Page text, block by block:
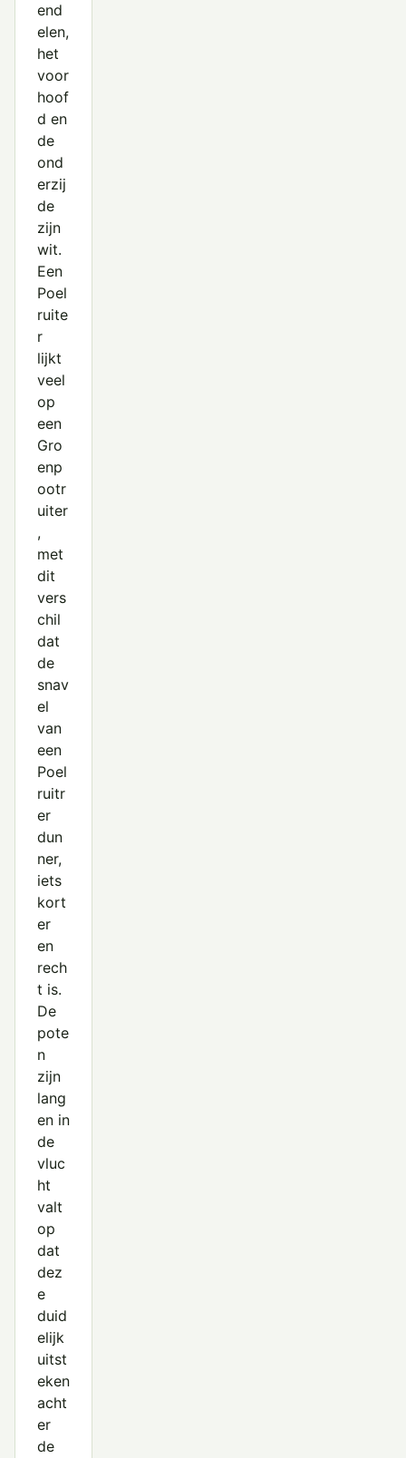
end
elen,
het
voor
hoof
d en
de
ond
erzij
de
zijn
wit.
Een
Poel
ruite
r
lijkt
veel
op
een
Gro
enp
ootr
uiter
,
met
dit
vers
chil
dat
de
snav
el
van
een
Poel
ruitr
er
dun
ner,
iets
kort
er
en
rech
t is.
De
pote
n
zijn
lang
en in
de
vluc
ht
valt
op
dat
dez
e
duid
elijk
uitst
eken
acht
er
de